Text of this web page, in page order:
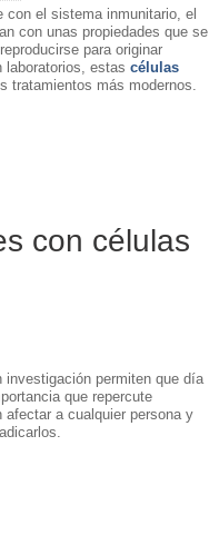
con el sistema inmunitario, el
con unas propiedades que se
para originar
laboratorios, estas células
tratamientos más modernos.
con células
permiten que día
que repercute
a cualquier persona y